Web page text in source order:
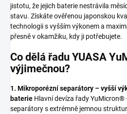
jistotu, že jejich baterie nestrávila
stavu. Získáte ověřenou japonskou
technologii s vyšším výkonem a
přesně v okamžiku, kdy ji potřebujete.
Co dělá řadu YUASA
výjimečnou?
1. Mikroporézní separátory – vyšší
baterie Hlavní devíza řady
separátory s extrémně jemnou